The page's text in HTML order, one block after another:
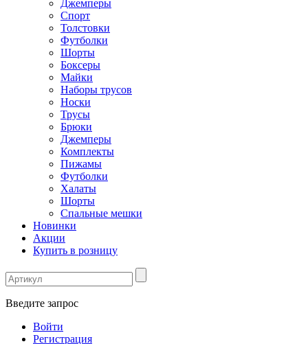
Джемперы
Спорт
Толстовки
Футболки
Шорты
Боксеры
Майки
Наборы трусов
Носки
Трусы
Брюки
Джемперы
Комплекты
Пижамы
Футболки
Халаты
Шорты
Спальные мешки
Новинки
Акции
Купить в розницу
Введите запрос
Войти
Регистрация